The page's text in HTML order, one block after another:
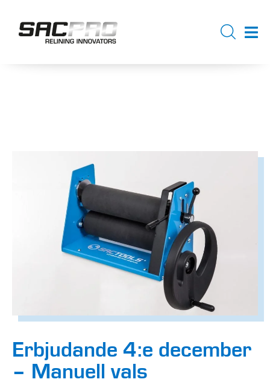
Erbjudande 4:e december
– Manuell vals